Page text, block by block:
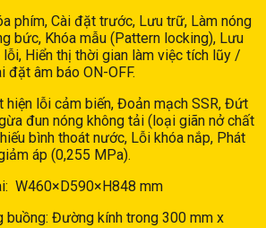
phím, Cài đặt trước, Lưu trữ, Làm nóng
bức, Khóa mẫu (Pattern locking), Lưu
Hiển thị thời gian làm việc tích lũy /
đặt âm báo ON-OFF.
hiện lỗi cảm biến, Đoản mạch SSR, Đứt
đun nóng không tải (loại giãn nở chất
bình thoát nước, Lỗi khóa nắp, Phát
áp (0,255 MPa).
W460×D590×H848 mm
buồng: Đường kính trong 300 mm x